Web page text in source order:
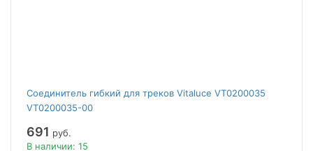
Соединитель гибкий для треков Vitaluce VT0200035
VT0200035-00
691 руб.
В наличии: 15